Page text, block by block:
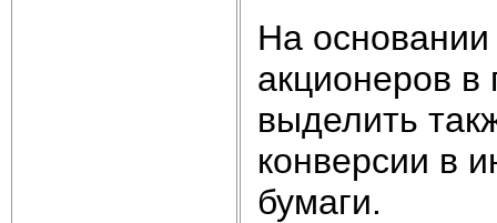
На основании
акционеров
выделить
конверсии в
бумаги.